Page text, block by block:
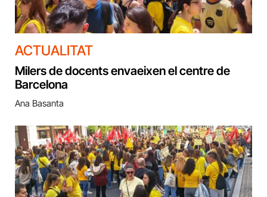
ACTUALITAT
Milers de docents envaeixen el centre de
Barcelona
Ana Basanta